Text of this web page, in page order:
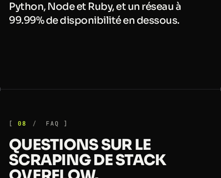
Python, Node et Ruby, et un réseau à
99.99% de disponibilité en dessous.
08 FAQ
QUESTIONS SUR LE
SCRAPING DE STACK